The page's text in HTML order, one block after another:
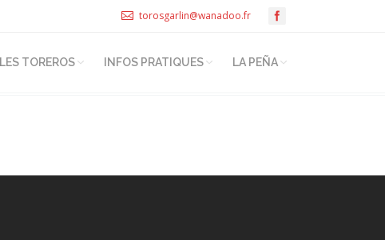
torosgarlin@wanadoo.fr
LES TOREROS INFOS PRATIQUES LA PEÑA